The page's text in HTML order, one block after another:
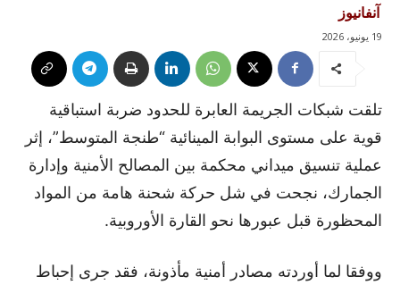
آنفانيوز
19 يونيو، 2026
تلقت شبكات الجريمة العابرة للحدود ضربة استباقية
قوية على مستوى البوابة المينائية “طنجة المتوسط”، إثر
عملية تنسيق ميداني محكمة بين المصالح الأمنية وإدارة
الجمارك، نجحت في شل حركة شحنة هامة من المواد
المحظورة قبل عبورها نحو القارة الأوروبية.
ووفقا لما أوردته مصادر أمنية مأذونة، فقد جرى إحباط